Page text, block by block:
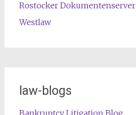
Rostocker Dokumentenserver
Westlaw
law-blogs